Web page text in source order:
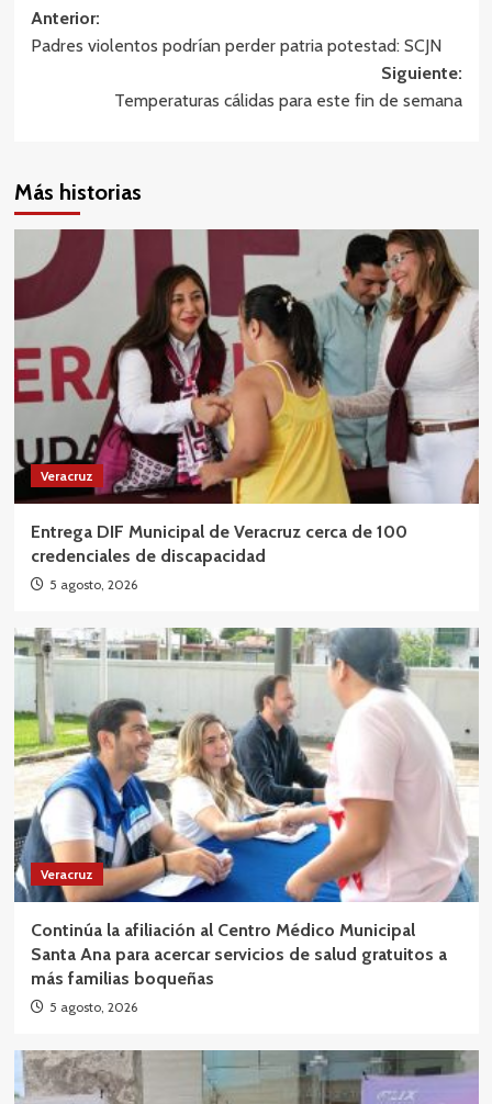
Navegación
de
entradas
Anterior:
Padres violentos podrían perder patria potestad: SCJN
Siguiente:
Temperaturas cálidas para este fin de semana
Más historias
Veracruz
Entrega DIF Municipal de Veracruz cerca de 100
credenciales de discapacidad
5 agosto, 2026
Veracruz
Continúa la afiliación al Centro Médico Municipal
Santa Ana para acercar servicios de salud gratuitos a
más familias boqueñas
5 agosto, 2026